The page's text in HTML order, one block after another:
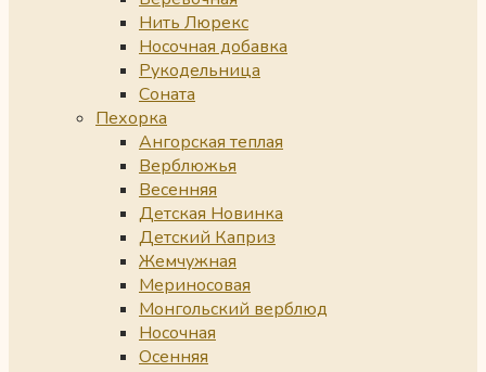
Нить Люрекс
Носочная добавка
Рукодельница
Соната
Пехорка
Ангорская теплая
Верблюжья
Весенняя
Детская Новинка
Детский Каприз
Жемчужная
Мериносовая
Монгольский верблюд
Носочная
Осенняя